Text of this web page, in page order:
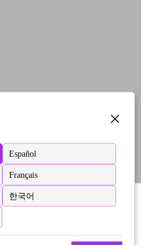
Español
Français
한국어